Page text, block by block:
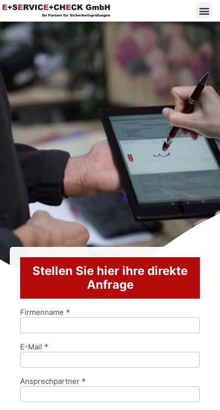
Stellen Sie hier ihre direkte
Anfrage
Anfrageformular
Firmenname *
E-Mail *
Ansprechpartner *